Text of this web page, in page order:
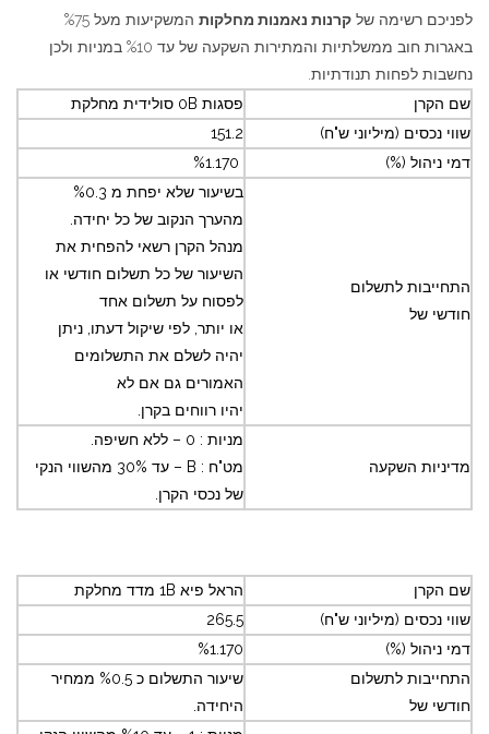
לפניכם רשימה של קרנות נאמנות מחלקות
המשקיעות מעל %75
באגרות חוב ממשלתיות והמתירות השקעה של עד %10 במניות ולכן
נחשבות לפחות תנודתיות.
שם הקרן
פסגות 0B סולידית מחלקת
שווי נכסים (מיליוני ש"ח)
151.2
דמי ניהול (%)
התחייבות לתשלום
חודשי של
בשיעור שלא יפחת מ %0.3
מהערך הנקוב של כל יחידה.
מנהל הקרן רשאי להפחית את
השיעור של כל תשלום חודשי או
לפסוח על תשלום אחד
או יותר, לפי שיקול דעתו, ניתן
יהיה לשלם את התשלומים
האמורים גם אם לא
יהיו רווחים בקרן.
מדיניות השקעה
מניות : 0 – ללא חשיפה.
מט"ח : B – עד 30% מהשווי הנקי
של נכסי הקרן.
שם הקרן
הראל פיא 1B מדד מחלקת
שווי נכסים (מיליוני ש"ח)
265.5
דמי ניהול (%)
%1.170
התחייבות לתשלום
חודשי של
שיעור התשלום כ %0.5 ממחיר
היחידה